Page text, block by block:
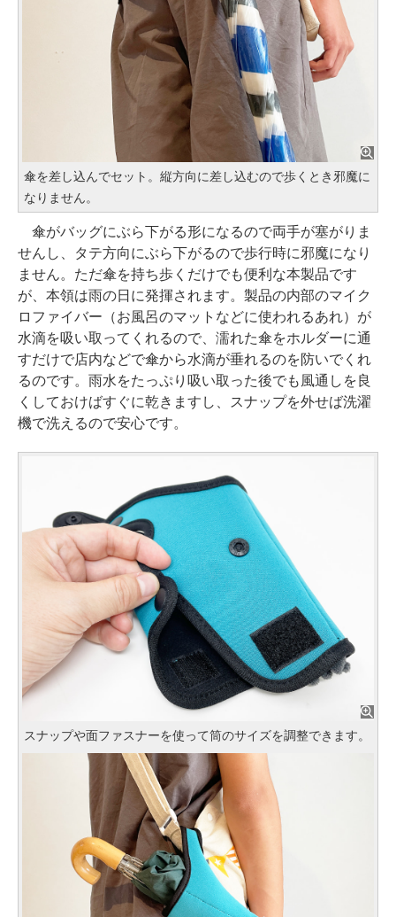
傘を差し込んでセット。縦方向に差し込むので歩くとき邪魔に
なりません。
傘がバッグにぶら下がる形になるので両手が塞がりま
せんし、タテ方向にぶら下がるので歩行時に邪魔になり
ません。ただ傘を持ち歩くだけでも便利な本製品です
が、本領は雨の日に発揮されます。製品の内部のマイク
ロファイバー（お風呂のマットなどに使われるあれ）が
水滴を吸い取ってくれるので、濡れた傘をホルダーに通
すだけで店内などで傘から水滴が垂れるのを防いでくれ
るのです。雨水をたっぷり吸い取った後でも風通しを良
くしておけばすぐに乾きますし、スナップを外せば洗濯
機で洗えるので安心です。
スナップや面ファスナーを使って筒のサイズを調整できます。